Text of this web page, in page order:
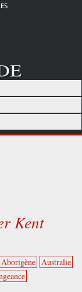
Kent
Aborigène Australie